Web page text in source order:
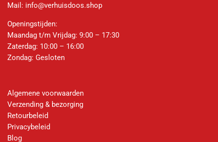
Mail: info@verhuisdoos.shop
Openingstijden:
Maandag t/m Vrijdag: 9:00 – 17:30
Zaterdag: 10:00 – 16:00
Zondag: Gesloten
Algemene voorwaarden
Verzending & bezorging
Retourbeleid
Privacybeleid
Blog